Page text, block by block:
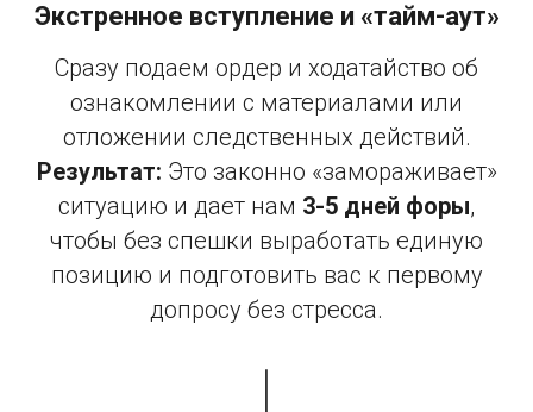
Экстренное вступление и «тайм-аут»
Сразу подаем ордер и ходатайство об
ознакомлении с материалами или
отложении следственных действий.
Результат: Это законно «замораживает»
ситуацию и дает нам 3-5 дней форы,
чтобы без спешки выработать единую
позицию и подготовить вас к первому
допросу без стресса.